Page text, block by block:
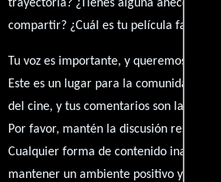
trayectoria? ¿Tienes alguna anécdota
compartir? ¿Cuál es tu película favorita
Tu voz es importante, y queremos
Este es un lugar para la comunidad de
del cine, y tus comentarios son la
Por favor, mantén la discusión
Cualquier forma de contenido
mantener un ambiente positivo y